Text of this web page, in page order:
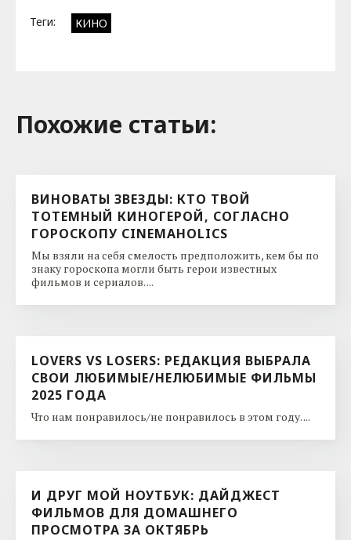
Теги: КИНО
Похожие cтатьи:
ВИНОВАТЫ ЗВЕЗДЫ: КТО ТВОЙ
ТОТЕМНЫЙ КИНОГЕРОЙ, СОГЛАСНО
ГОРОСКОПУ CINEMAHOLICS
Мы взяли на себя смелость предположить, кем бы по
знаку гороскопа могли быть герои известных
фильмов и сериалов. ...
LOVERS VS LOSERS: РЕДАКЦИЯ ВЫБРАЛА
СВОИ ЛЮБИМЫЕ/НЕЛЮБИМЫЕ ФИЛЬМЫ
2025 ГОДА
Что нам понравилось/не понравилось в этом году. ...
И ДРУГ МОЙ НОУТБУК: ДАЙДЖЕСТ
ФИЛЬМОВ ДЛЯ ДОМАШНЕГО
ПРОСМОТРА ЗА ОКТЯБРЬ